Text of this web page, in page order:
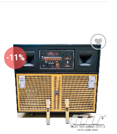
-11%
Add to
wishlist